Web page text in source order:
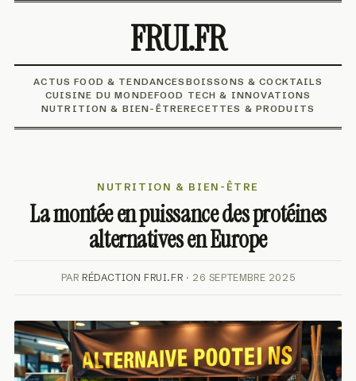
FRUI.FR
ACTUS FOOD & TENDANCES BOISSONS & COCKTAILS
CUISINE DU MONDEFOOD TECH & INNOVATIONS
NUTRITION & BIEN-ÊTRERECETTES & PRODUITS
NUTRITION & BIEN-ÊTRE
La montée en puissance des protéines
alternatives en Europe
PAR RÉDACTION FRUI.FR · 26 SEPTEMBRE 2025